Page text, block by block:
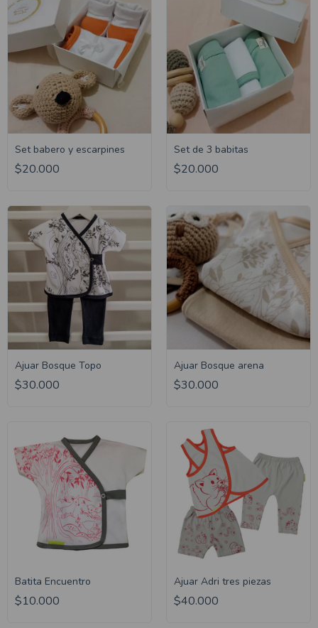
Set babero y escarpines
$20.000
Set de 3 babitas
$20.000
Ajuar Bosque Topo
$30.000
Ajuar Bosque arena
$30.000
Batita Encuentro
$10.000
Ajuar Adri tres piezas
$40.000